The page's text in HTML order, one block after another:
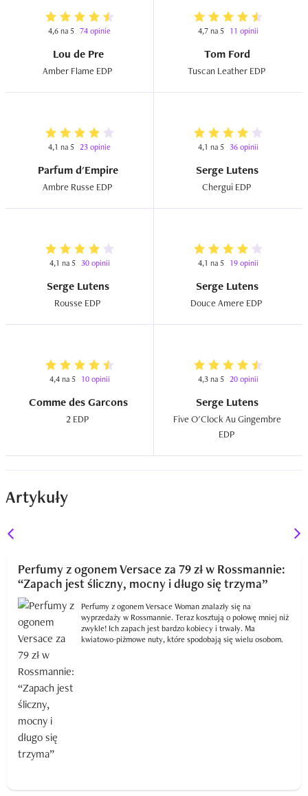
4,6 na 5 74 opinie
Lou de Pre
4,7 na 5 11 opinii
Tom Ford
4,1 na 5 23 opinie
Parfum d'Empire
4,1 na 5 36 opinii
Serge Lutens
4,1 na 5 30 opinii
Serge Lutens
4,1 na 5 19 opinii
Serge Lutens
4,4 na 5 10 opinii
Comme des Garcons
4,3 na 5 20 opinii
Serge Lutens
Five O'Clock Au Gingembre
Artykuły
Perfumy z ogonem Versace za 79 zł w Rossmannie:
“Zapach jest śliczny, mocny i długo się trzyma”
Perfumy z ogonem Versace Woman znalazły się na
wyprzedaży w Rossmannie. Teraz kosztują o połowę mniej niż
zwykle! Ich zapach jest bardzo kobiecy i trwały. Ma
kwiatowo-piżmowe nuty, które spodobają się wielu osobom.